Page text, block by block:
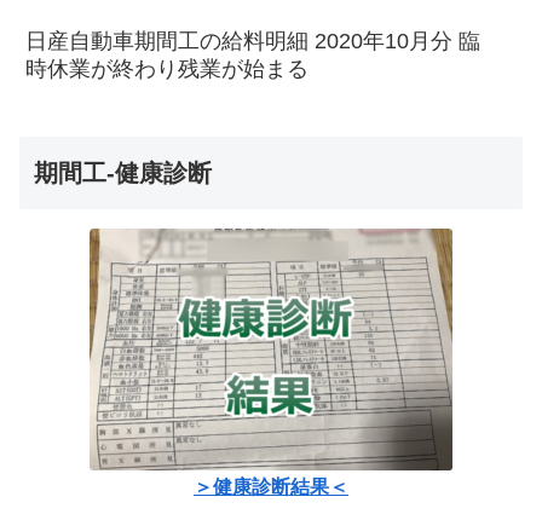
日産自動車期間工の給料明細 2020年10月分 臨
時休業が終わり残業が始まる
期間工-健康診断
＞健康診断結果＜